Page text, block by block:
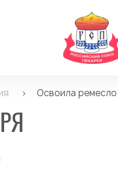
> Освоила ремесло